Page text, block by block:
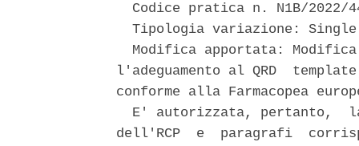
Codice pratica n. N1B/2022/
Tipologia variazione:
Modifica apportata:
l'adeguamento al QRD
conforme alla Farmacopea
E' autorizzata, pertanto,
dell'RCP  e  paragrafi